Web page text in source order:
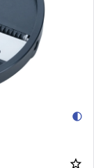
contrast